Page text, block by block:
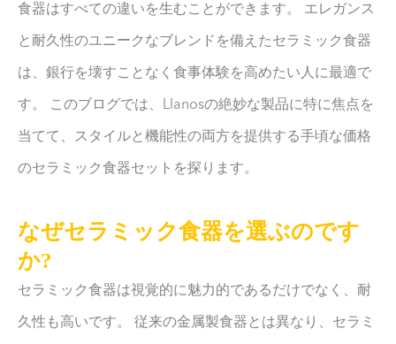
食器はすべての違いを生むことができます。 エレガンス
と耐久性のユニークなブレンドを備えたセラミック食器
は、銀行を壊すことなく食事体験を高めたい人に最適で
す。 このブログでは、Llanosの絶妙な製品に特に焦点を
当てて、スタイルと機能性の両方を提供する手頃な価格
のセラミック食器セットを探ります。
なぜセラミック食器を選ぶのです
か?
セラミック食器は視覚的に魅力的であるだけでなく、耐
久性も高いです。 従来の金属製食器とは異なり、セラミ